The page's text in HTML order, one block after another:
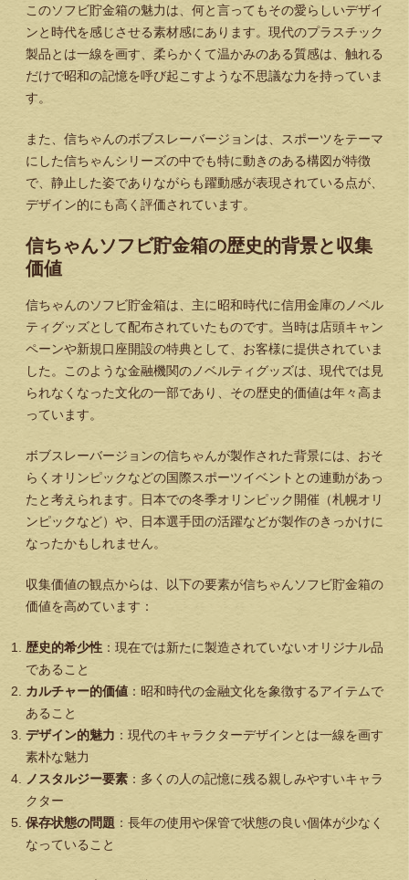
このソフビ貯金箱の魅力は、何と言ってもその愛らしいデザイ
ンと時代を感じさせる素材感にあります。現代のプラスチック
製品とは一線を画す、柔らかくて温かみのある質感は、触れる
だけで昭和の記憶を呼び起こすような不思議な力を持っていま
す。
また、信ちゃんのボブスレーバージョンは、スポーツをテーマ
にした信ちゃんシリーズの中でも特に動きのある構図が特徴
で、静止した姿でありながらも躍動感が表現されている点が、
デザイン的にも高く評価されています。
信ちゃんソフビ貯金箱の歴史的背景と収集
価値
信ちゃんのソフビ貯金箱は、主に昭和時代に信用金庫のノベル
ティグッズとして配布されていたものです。当時は店頭キャン
ペーンや新規口座開設の特典として、お客様に提供されていま
した。このような金融機関のノベルティグッズは、現代では見
られなくなった文化の一部であり、その歴史的価値は年々高ま
っています。
ボブスレーバージョンの信ちゃんが製作された背景には、おそ
らくオリンピックなどの国際スポーツイベントとの連動があっ
たと考えられます。日本での冬季オリンピック開催（札幌オリ
ンピックなど）や、日本選手団の活躍などが製作のきっかけに
なったかもしれません。
収集価値の観点からは、以下の要素が信ちゃんソフビ貯金箱の
価値を高めています：
歴史的希少性 ：現在では新たに製造されていないオリジナル品
であること
カルチャー的価値 ：昭和時代の金融文化を象徴するアイテムで
あること
デザイン的魅力 ：現代のキャラクターデザインとは一線を画す
素朴な魅力
ノスタルジー要素 ：多くの人の記憶に残る親しみやすいキャラ
クター
保存状態の問題 ：長年の使用や保管で状態の良い個体が少なく
なっていること